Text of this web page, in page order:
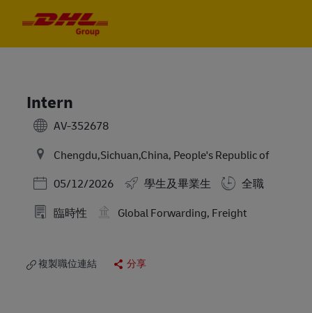
Intern
AV-352678
Chengdu,Sichuan,China, People's Republic of
Posted Date
05/12/2026 學生及畢業生
全職
臨時性
Global Forwarding, Freight
複製職位連結 分享